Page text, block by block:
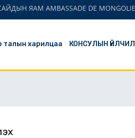
ЯАМ AMBASSADE DE MONGOLIE
талын харилцаа КОНСУЛЫН